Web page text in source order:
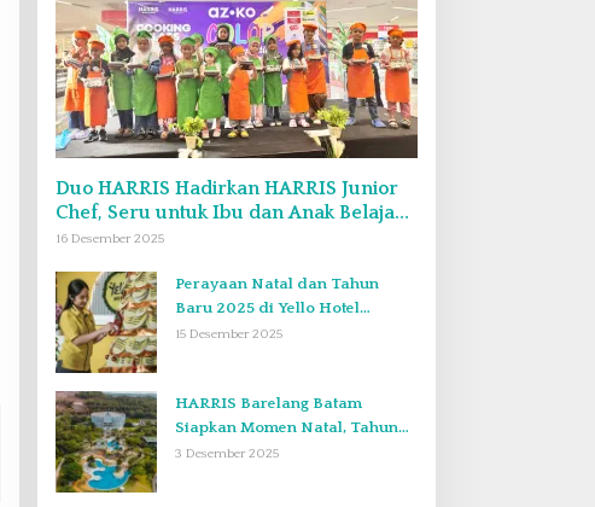
Duo HARRIS Hadirkan HARRIS Junior
Chef, Seru untuk Ibu dan Anak Belajar
Bikin Bekal Bento & Kimbab
16 Desember 2025
Perayaan Natal dan Tahun
Baru 2025 di Yello Hotel
Harbour Bay Batam
15 Desember 2025
HARRIS Barelang Batam
Siapkan Momen Natal, Tahun
Baru, dan Staycation yang Tak
3 Desember 2025